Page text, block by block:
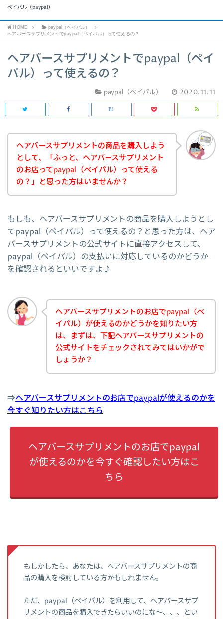
ペイパル（paypal）
HOME
paypal（ペイパル）
ヘアバースサプリメントでpaypal（ペイパル）って使えるの？
ヘアバースサプリメントでpaypal（ペイ
パル）って使えるの？
paypal（ペイパル） 2020.11.11
ヘアバースサプリメントの商品を購入しよう
として、「ふっと、ヘアバースサプリメント
のお店ってpaypal（ペイパル）って使える
の？」と思った方はいませんか？
もしも、ヘアバースサプリメントの商品を購入しようとし
てpaypal（ペイパル）って使えるの？と思った方は、ヘア
バースサプリメントの公式サイトに直接アクセスして、
paypal（ペイパル）の支払いに対応しているのかどうか
を確認されるといいですよ♪
ヘアバースサプリメントのお店でpaypal（ペ
イパル）が使えるのかどうかを知りたい方
は、まずは、下記ヘアバースサプリメントの
公式サイトをチェックされてみてはいかがで
しょうか？
⇒ヘアバースサプリメントのお店でpaypalが使えるのかを
今すぐ知りたい方はこちら
ヘアバースサプリメントのお店でpaypal
が使えるのかを今すぐ確認したい方はこ
ちら
もしかしたら、あなたは、ヘアバースサプリメントの商
品の購入を検討している方かもしれません。
ただ、paypal（ペイパル）を利用して、ヘアバースサプ
リメントの商品を購入できたらいいのにな～、、、とい